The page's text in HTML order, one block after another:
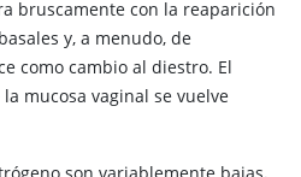
bruscamente con la reaparición
y, a menudo, de
como cambio al diestro. El
mucosa vaginal se vuelve
son variablemente bajas,